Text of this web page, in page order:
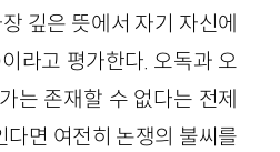
깊은 뜻에서 자기 자신에
라고 평가한다. 오독과 오
는 존재할 수 없다는 전제
다면 여전히 논쟁의 불씨를